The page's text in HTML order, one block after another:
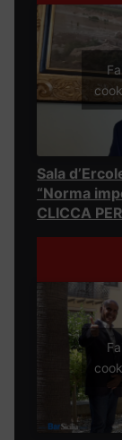
Sala
“Norma
CLICCA